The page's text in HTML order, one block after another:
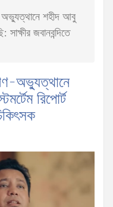
অভ্যুত্থানে শহীদ আবু
সাক্ষীর জবানবন্দিতে
অভ্যুত্থানে
রিপোর্ট